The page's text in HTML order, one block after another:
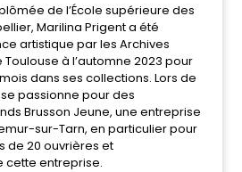
de l’École supérieure des
Marilina Prigent a été
artistique par les Archives
à l’automne 2023 pour
dans ses collections. Lors de
passionne pour des
Brusson Jeune, une entreprise
sur-Tarn, en particulier pour
de 20 ouvrières et
cette entreprise.